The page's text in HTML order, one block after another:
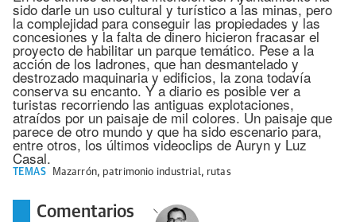
sido darle un uso cultural y turístico a las minas, pero
la complejidad para conseguir las propiedades y las
concesiones y la falta de dinero hicieron fracasar el
proyecto de habilitar un parque temático. Pese a la
acción de los ladrones, que han desmantelado y
destrozado maquinaria y edificios, la zona todavía
conserva su encanto. Y a diario es posible ver a
turistas recorriendo las antiguas explotaciones,
atraídos por un paisaje de mil colores. Un paisaje que
parece de otro mundo y que ha sido escenario para,
entre otros, los últimos videoclips de Auryn y Luz
Casal.
TEMAS Mazarrón, patrimonio industrial, rutas
Comentarios